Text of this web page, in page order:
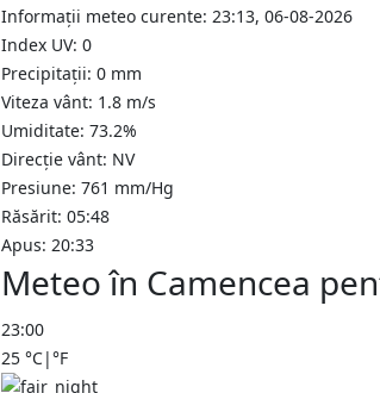
Informații meteo curente: 23:13, 06-08-2026
Index UV: 0
Precipitații: 0 mm
Viteza vânt: 1.8 m/s
Umiditate: 73.2%
Direcție vânt: NV
Presiune: 761 mm/Hg
Răsărit: 05:48
Apus: 20:33
Meteo în Camencea
23:00
25 °C|°F